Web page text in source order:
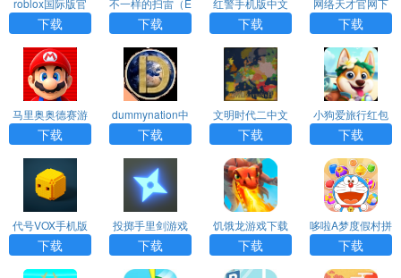
roblox国际版官
网版入口
下载
不一样的扫雷（E
roTrapSweepe
r）
下载
红警手机版中文
下载
下载
网络天才官网下
载安装
下载
马里奥奥德赛游
戏手机版中文
下载
dummynation中
文版免费下载
下载
文明时代二中文
版
下载
小狗爱旅行红包
版下载
下载
代号VOX手机版
下载
下载
投掷手里剑游戏
最新版下载
下载
饥饿龙游戏下载
下载
哆啦A梦度假村拼
图游戏下载
下载